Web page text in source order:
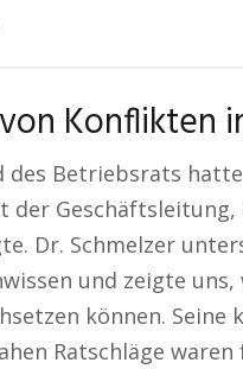
Konflikten
des Betriebsrats
der Geschäftsleitung,
Dr. Schmelzer
und zeigte
können. Seine
Ratschläge waren